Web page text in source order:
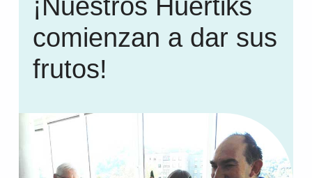
¡Nuestros Huertiks
comienzan a dar sus
frutos!